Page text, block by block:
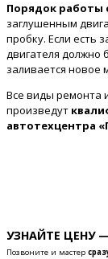
Порядок
заглушенным
пробку. Если есть
двигателя должно
заливается новое
Все виды ремонта
произведут
автотехцентра
УЗНАЙТЕ ЦЕНУ
Позвоните и мастер